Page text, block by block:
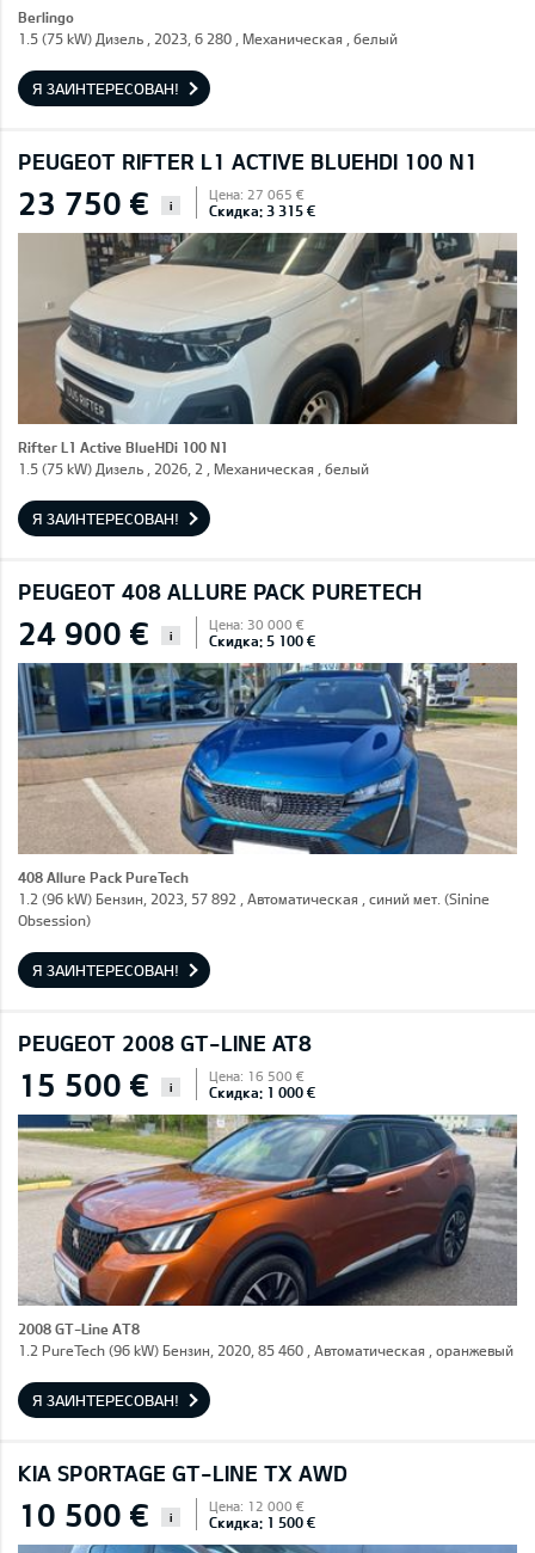
Berlingo
1.5 (75 kW) Дизель , 2023, 6 280 , Механическая , белый
Я ЗАИНТЕРЕСОВАН!
PEUGEOT RIFTER L1 ACTIVE BLUEHDI 100 N1
23 750 € i
Цена: 27 065 €
Скидка: 3 315 €
Rifter L1 Active BlueHDi 100 N1
1.5 (75 kW) Дизель , 2026, 2 , Механическая , белый
Я ЗАИНТЕРЕСОВАН!
PEUGEOT 408 ALLURE PACK PURETECH
24 900 € i
Цена: 30 000 €
Скидка: 5 100 €
408 Allure Pack PureTech
1.2 (96 kW) Бензин, 2023, 57 892 , Автоматическая , синий мет. (Sinine
Obsession)
Я ЗАИНТЕРЕСОВАН!
PEUGEOT 2008 GT-LINE AT8
15 500 € i
Цена: 16 500 €
Скидка: 1 000 €
2008 GT-Line AT8
1.2 PureTech (96 kW) Бензин, 2020, 85 460 , Автоматическая , оранжевый
Я ЗАИНТЕРЕСОВАН!
KIA SPORTAGE GT-LINE TX AWD
10 500 € i
Цена: 12 000 €
Скидка: 1 500 €